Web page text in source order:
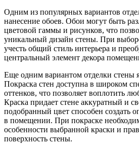
Одним из популярных вариантов
нанесение обоев. Обои могут быть
цветовой гаммы и рисунков, что
уникальный дизайн стены. При
учесть общий стиль интерьера и
центральный элемент декора
Еще одним вариантом отделки стены
Покраска стен доступна в широком
оттенков, что позволяет воплотить
Краска придает стене аккуратный и
подобранный цвет способен создать
в помещении. При покраске
особенности выбранной краски и
поверхность стены.